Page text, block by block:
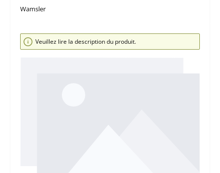
Wamsler
Ignorer la galerie d'images
Veuillez lire la description du produit.